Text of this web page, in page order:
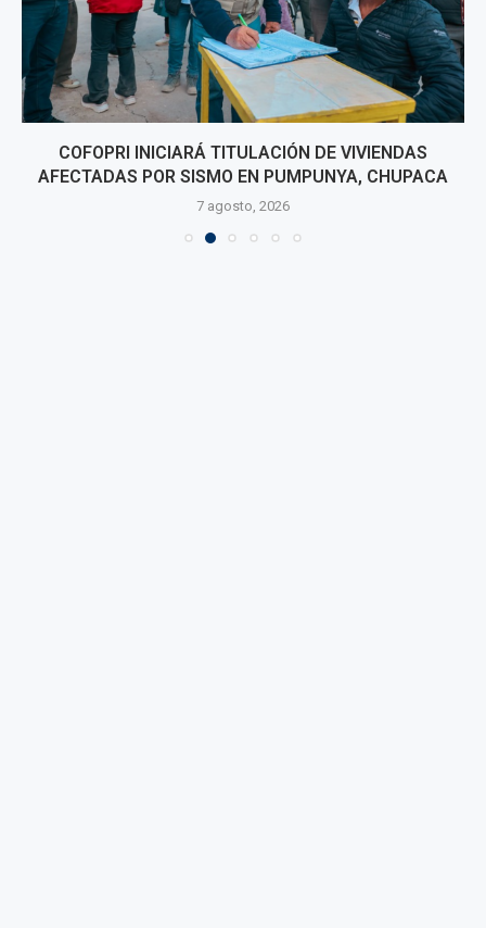
COFOPRI INICIARÁ TITULACIÓN DE VIVIENDAS
AFECTADAS POR SISMO EN PUMPUNYA, CHUPACA
7 agosto, 2026